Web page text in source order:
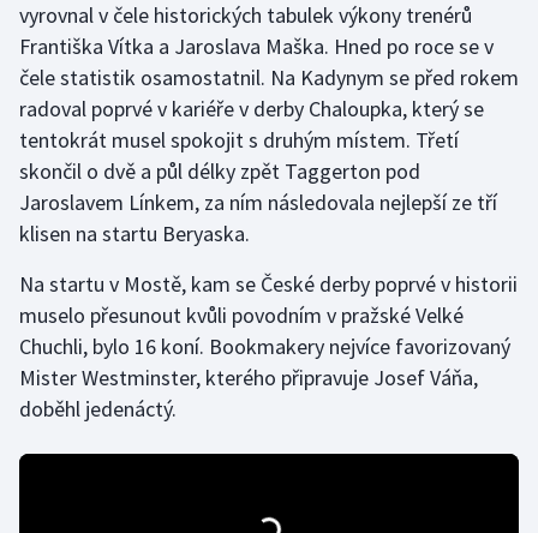
Olympijské hry
Parasport
Plavání
Plážový volejbal
Rychlobruslení
Rychlostní kanoistika
vyrovnal v čele historických tabulek výkony trenérů
Františka Vítka a Jaroslava Maška. Hned po roce se v
čele statistik osamostatnil. Na Kadynym se před rokem
radoval poprvé v kariéře v derby Chaloupka, který se
tentokrát musel spokojit s druhým místem. Třetí
skončil o dvě a půl délky zpět Taggerton pod
Jaroslavem Línkem, za ním následovala nejlepší ze tří
klisen na startu Beryaska.
Na startu v Mostě, kam se České derby poprvé v historii
muselo přesunout kvůli povodním v pražské Velké
Chuchli, bylo 16 koní. Bookmakery nejvíce favorizovaný
Mister Westminster, kterého připravuje Josef Váňa,
doběhl jedenáctý.